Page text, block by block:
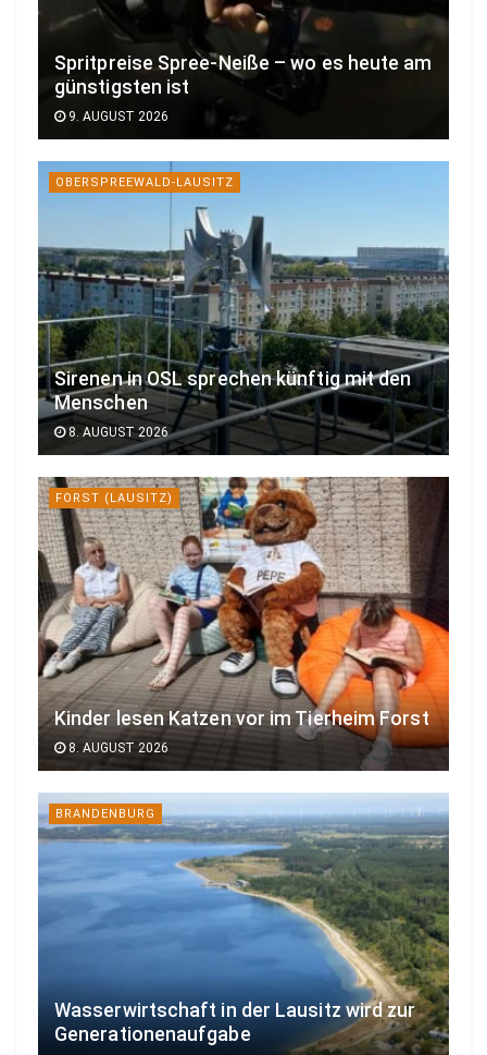
Spritpreise Spree-Neiße – wo es heute am
günstigsten ist
9. AUGUST 2026
OBERSPREEWALD-LAUSITZ
Sirenen in OSL sprechen künftig mit den
Menschen
8. AUGUST 2026
FORST (LAUSITZ)
Kinder lesen Katzen vor im Tierheim Forst
8. AUGUST 2026
BRANDENBURG
Wasserwirtschaft in der Lausitz wird zur
Generationenaufgabe